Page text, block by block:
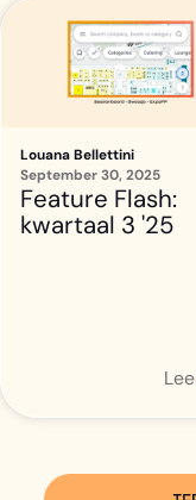
Louana Bellettini
September 30, 2025
Feature Flash:
kwartaal 3 '25